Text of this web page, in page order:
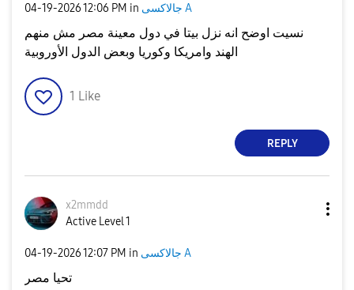
‎04-19-202612:06 PM in جالاكسى A
نسيت اوضح انه نزل بيتا في دول معينة مصر مش منهم
الهند وامريكا وكوريا وبعض الدول الأوروبية
1 Like
REPLY
x2mmdd
Active Level 1
‎04-19-202612:07 PM in جالاكسى A
تحيا مصر